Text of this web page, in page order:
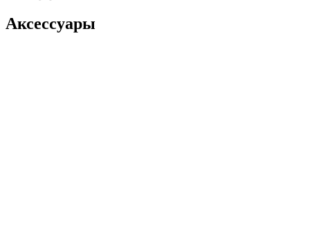
Аксессуары